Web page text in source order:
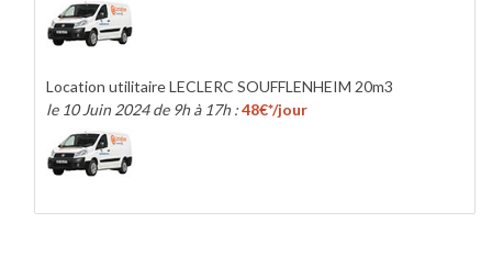
Location utilitaire LECLERC SOUFFLENHEIM 20m3
le 10 Juin 2024 de 9h à 17h :48€*/jour